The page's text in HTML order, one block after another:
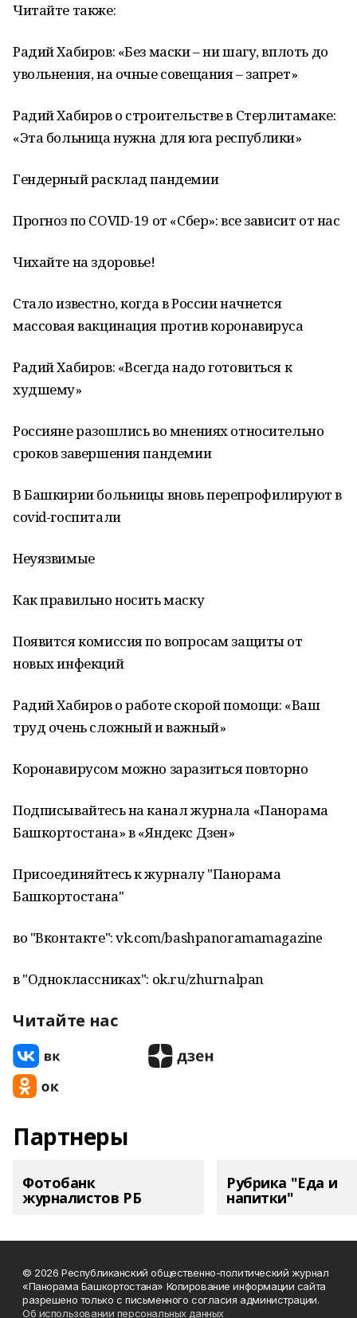
Читайте также:
Радий Хабиров: «Без маски – ни шагу, вплоть до
увольнения, на очные совещания – запрет»
Радий Хабиров о строительстве в Стерлитамаке:
«Эта больница нужна для юга республики»
Гендерный расклад пандемии
Прогноз по COVID-19 от «Сбер»: все зависит от нас
Чихайте на здоровье!
Стало известно, когда в России начнется
массовая вакцинация против коронавируса
Радий Хабиров: «Всегда надо готовиться к
худшему»
Россияне разошлись во мнениях относительно
сроков завершения пандемии
В Башкирии больницы вновь перепрофилируют в
covid-госпитали
Неуязвимые
Как правильно носить маску
Появится комиссия по вопросам защиты от
новых инфекций
Радий Хабиров о работе скорой помощи: «Ваш
труд очень сложный и важный»
Коронавирусом можно заразиться повторно
Подписывайтесь на канал журнала «Панорама
Башкортостана» в «Яндекс Дзен»
Присоединяйтесь к журналу "Панорама
Башкортостана"
во "Вконтакте": vk.com/bashpanoramamagazine
в "Одноклассниках": ok.ru/zhurnalpan
Читайте нас
Партнеры
Фотобанк
журналистов РБ
Рубрика "Еда и
напитки"
© 2026 Республиканский общественно-политический журнал
«Панорама Башкортостана» Копирование информации сайта
разрешено только с письменного согласия администрации.
Об использовании персональных данных